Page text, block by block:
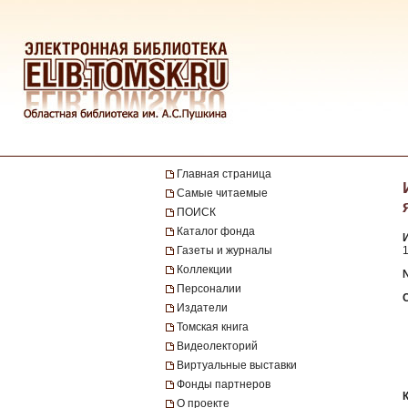
Главная страница
Самые читаемые
ПОИСК
Каталог фонда
Газеты и журналы
Коллекции
Персоналии
Издатели
Томская книга
Видеолекторий
Виртуальные выставки
Фонды партнеров
О проекте